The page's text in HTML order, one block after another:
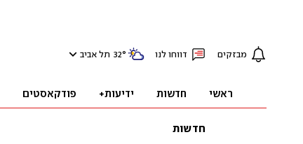
מבזקים דווחו לנו 32° תל אביב
ראשי חדשות ידיעות+ פודקאסטים
חדשות